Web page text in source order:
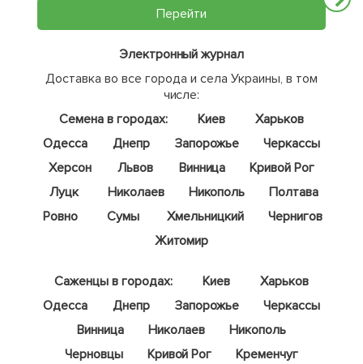
Перейти
Электронный журнал
Доставка во все города и села Украины, в том
числе:
Семена в городах:
Киев
Харьков
Одесса
Днепр Запорожье
Черкассы
Херсон
Львов Винница
Кривой Рог
Луцк
Николаев Никополь
Полтава
Ровно
Сумы Хмельницкий
Чернигов
Житомир
Саженцы в городах: Киев
Харьков
Одесса
Днепр Запорожье
Черкассы
Винница
Николаев
Никополь
Черновцы
Кривой Рог
Кременчуг